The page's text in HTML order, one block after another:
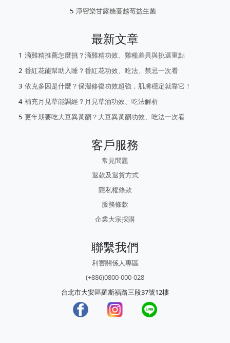
淨密樂甘露糖蔓越莓益生菌
最新文章
滴雞精推薦怎麼挑？滴雞精功效、雞種差異與挑選重點
番紅花能幫助入睡？番紅花功效、吃法、禁忌一次看
依克多因是什麼？保濕修復功效超強，肌膚穩定就靠它！
補充月見草能調經？月見草油功效、吃法解析
更年期要吃大豆異黃酮？大豆異黃酮功效、吃法一次看
客戶服務
常見問題
退款及退貨方式
隱私權條款
服務條款
企業大宗採購
聯繫我們
利害關係人專區
(+886)0800-000-028
台北市大安區羅斯福路三段37號12樓